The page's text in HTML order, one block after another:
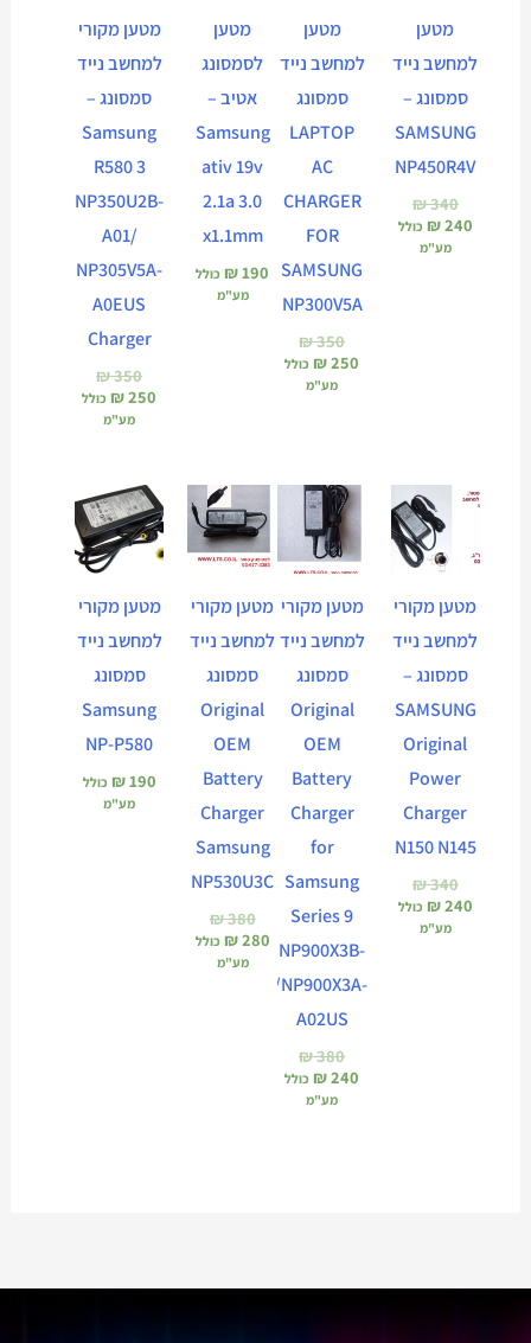
מטען
למחשב נייד
סמסונג –
SAMSUNG
NP450R4V
₪340
₪240
כולל
מע"מ
מטען
למחשב נייד
סמסונג
LAPTOP
AC
CHARGER
FOR
SAMSUNG
NP300V5A
₪350
₪250
כולל
מע"מ
מטען
לסמסונג
אטיב –
Samsung
ativ 19v
2.1a 3.0
x1.1mm
₪190
כולל
מע"מ
מטען מקורי
למחשב נייד
סמסונג –
Samsung
R580 3
NP350U2B-
A01/
NP305V5A-
A0EUS
Charger
₪350
₪250
כולל
מע"מ
מטען מקורי
למחשב נייד
סמסונג –
SAMSUNG
Original
Power
Charger
N150 N145
₪340
המחיר
המקורי
היה:
₪ 340.
₪240
המחיר
הנוכחי
הוא:
₪ 240.
כולל
מע"מ
מטען מקורי
למחשב נייד
סמסונג
Original
OEM
Battery
Charger
for
Samsung
Series 9
NP900X3B-
A01US/NP900X3A-
A02US
₪380
המקורי
₪ 380.
₪240
המחיר
הנוכחי
הוא:
₪ 240.
כולל
מע"מ
מטען מקורי
למחשב נייד
סמסונג
Original
OEM
Battery
Charger
Samsung
NP530U3C
₪380
המחיר
המקורי
היה:
₪ 380.
₪280
המחיר
הנוכחי
הוא:
₪ 280.
כולל
מע"מ
מטען מקורי
למחשב נייד
סמסונג
Samsung
NP-P580
₪190
כולל
מע"מ